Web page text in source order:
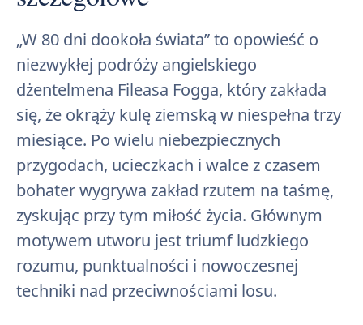
„W 80 dni dookoła świata” to opowieść o
niezwykłej podróży angielskiego
dżentelmena Fileasa Fogga, który zakłada
się, że okrąży kulę ziemską w niespełna trzy
miesiące. Po wielu niebezpiecznych
przygodach, ucieczkach i walce z czasem
bohater wygrywa zakład rzutem na taśmę,
zyskując przy tym miłość życia. Głównym
motywem utworu jest triumf ludzkiego
rozumu, punktualności i nowoczesnej
techniki nad przeciwnościami losu.